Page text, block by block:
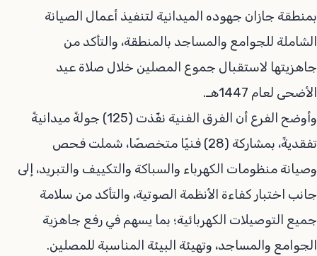
بمنطقة جازان جهوده الميدانية لتنفيذ أعمال الصيانة
الشاملة للجوامع والمساجد بالمنطقة، والتأكد من
جاهزيتها لاستقبال جموع المصلين خلال صلاة عيد
الأضحى لعام 1447هـ.
وأوضح الفرع أن الفرق الفنية نفّذت (125) جولةً ميدانيةً
تفقديةً، بمشاركة (28) فنيًا متخصصًا، شملت فحص
وصيانة منظومات الكهرباء والسباكة والتكييف والتبريد، إلى
جانب اختبار كفاءة الأنظمة الصوتية، والتأكد من سلامة
جميع التوصيلات الكهربائية؛ بما يسهم في رفع جاهزية
الجوامع والمساجد، وتهيئة البيئة المناسبة للمصلين.